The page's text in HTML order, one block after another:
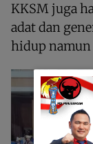
KKSM juga
adat dan
hidup